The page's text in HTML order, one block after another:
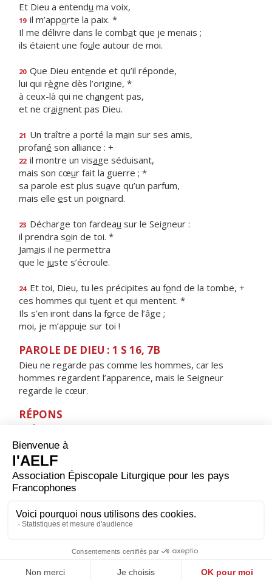
Et Dieu a entendu ma voix,
19 il m’apporte la paix. *
Il me délivre dans le combat que je menais ;
ils étaient une foule autour de moi.
20 Que Dieu entende et qu’il réponde,
lui qui règne dès l’origine, *
à ceux-là qui ne changent pas,
et ne craignent pas Dieu.
21 Un traître a porté la main sur ses amis,
profané son alliance : +
22 il montre un visage séduisant,
mais son cœur fait la guerre ; *
sa parole est plus suave qu’un parfum,
mais elle est un poignard.
23 Décharge ton fardeau sur le Seigneur :
il prendra soin de toi. *
Jamais il ne permettra
que le juste s’écroule.
24 Et toi, Dieu, tu les précipites au fond de la tombe, +
ces hommes qui tuent et qui mentent. *
Ils s’en iront dans la force de l’âge ;
moi, je m’appuie sur toi !
PAROLE DE DIEU : 1 S 16, 7B
Dieu ne regarde pas comme les hommes, car les
hommes regardent l’apparence, mais le Seigneur
regarde le cœur.
RÉPONS
conduis-moi sur le chemin d'éternité.
ORAISON
Seigneur Jésus Christ, toi qui étendis les bras sur la
croix pour sauver tous les hommes, donne-nous de te
monde l'œuvre de ton amour. Toi qui règnes pour les